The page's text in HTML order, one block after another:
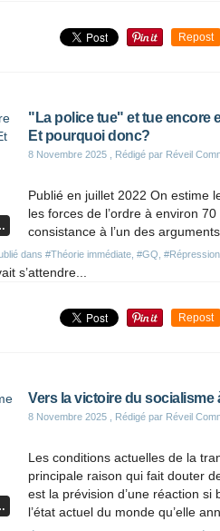
Repost
"La police tue" et tue encore
Et pourquoi donc?
8 Novembre 2025 , Rédigé par Réveil
dans #Théorie immédiate #GQ #Répression
Publié en juillet 2022 On estime
les forces de l’ordre à environ
consistance à l’un des
s’attendre...
Repost
Vers la victoire du socialisme
8 Novembre 2025 , Rédigé par Réveil
Les conditions actuelles de la
principale raison qui fait douter
est la prévision d’une réaction
l’état actuel du monde qu’elle